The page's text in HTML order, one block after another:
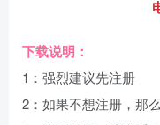
下载说明：
1：强烈建议先注册
2：如果不想注册，那